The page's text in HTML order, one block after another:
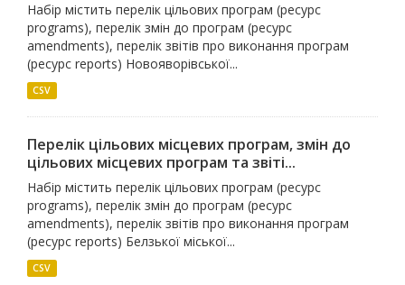
Набір містить перелік цільових програм (ресурс
programs), перелік змін до програм (ресурс
amendments), перелік звітів про виконання програм
(ресурс reports) Новояворівської...
CSV
Перелік цільових місцевих програм, змін до
цільових місцевих програм та звіті...
Набір містить перелік цільових програм (ресурс
programs), перелік змін до програм (ресурс
amendments), перелік звітів про виконання програм
(ресурс reports) Белзької міської...
CSV